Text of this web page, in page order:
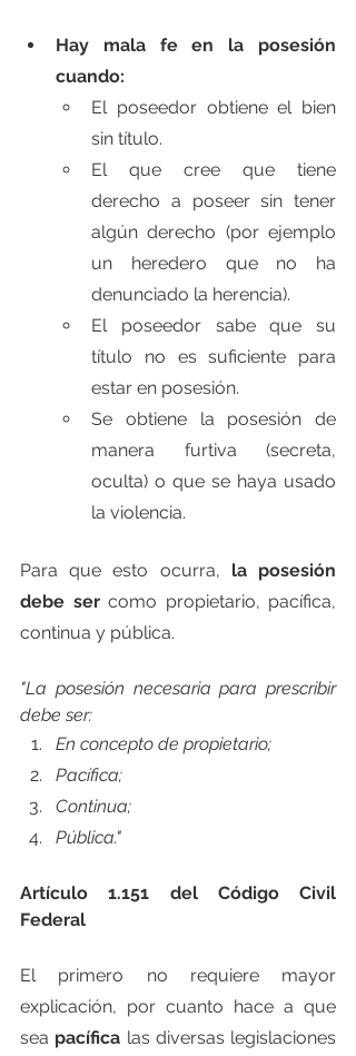
Hay mala fe en la posesión
cuando:
El poseedor obtiene el bien
sin título.
El que cree que tiene
derecho a poseer sin tener
algún derecho (por ejemplo
un heredero que no ha
denunciado la herencia).
El poseedor sabe que su
título no es suficiente para
estar en posesión.
Se obtiene la posesión de
manera furtiva (secreta,
oculta) o que se haya usado
la violencia.
Para que esto ocurra, la posesión
debe ser como propietario, pacífica,
continua y pública.
"La posesión necesaria para prescribir
debe ser:
En concepto de propietario;
Pacífica;
Continua;
Pública."
Artículo 1.151 del Código Civil
Federal
El primero no requiere mayor
explicación, por cuanto hace a que
sea pacífica las diversas legislaciones